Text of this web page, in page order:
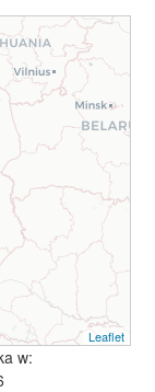
Leaflet
w: